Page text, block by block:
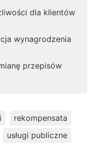
dla klientów
wynagrodzenia
przepisów
rekompensata
usługi publiczne